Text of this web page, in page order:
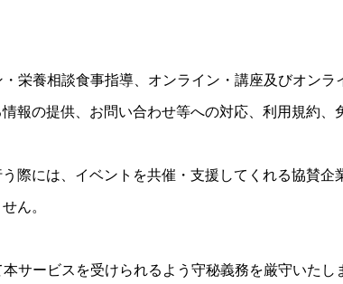
栄養相談食事指導、オンライン・講座及びオン
報の提供、お問い合わせ等への対応、利用規約
際には、イベントを共催・支援してくれる協賛
ん。
サービスを受けられるよう守秘義務を厳守いたし